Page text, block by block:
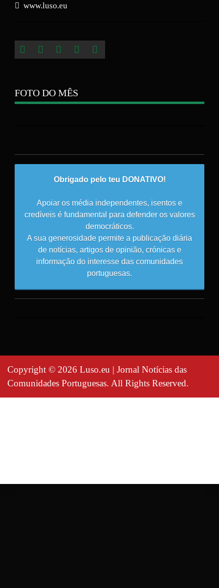
www.luso.eu
FOTO DO MÊS
Obrigado pelo teu DONATIVO!
Apoiar os média independentes, isentos e
credíveis é fundamental para defender os valores
democráticos.
A sua generosidade permite a publicação diária
de notícias, artigos de opinião, crónicas e
informação do interesse das comunidades
portuguesas.
Copyright © 2026 Luso.eu | Jornal Notícias das
Comunidades Portuguesas. All Rights Reserved.